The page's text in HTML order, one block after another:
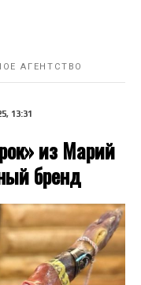
АГЕНТСТВО
13:31
из Марий
бренд